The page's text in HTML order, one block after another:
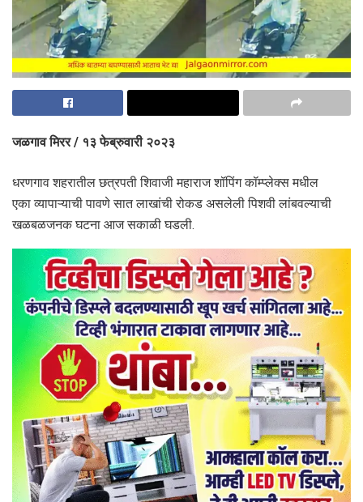
जळगाव मिरर / १३ फेब्रुवारी २०२३
धरणगाव शहरातील छत्रपती शिवाजी महाराज शॉपिंग कॉम्प्लेक्स मधील
एका व्यापाऱ्याची पावणे सात लाखांची रोकड असलेली पिशवी लांबवल्याची
खळबळजनक घटना आज सकाळी घडली.